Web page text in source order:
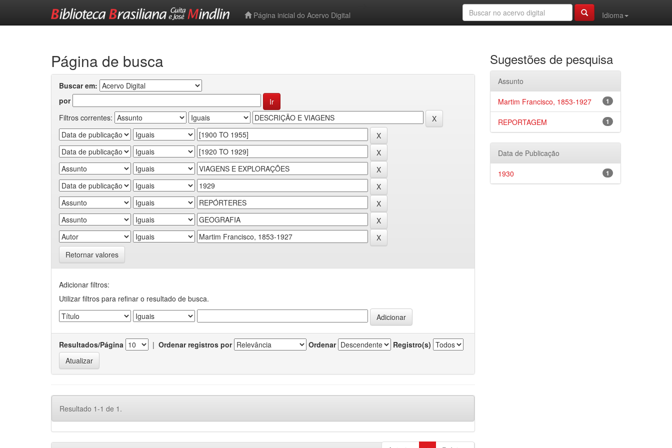
Página inicial do Acervo Digital
Idioma
Página de busca
Buscar em:
por
Filtros correntes:
Retornar valores
Adicionar filtros:
Utilizar filtros para refinar o resultado de busca.
Resultados/Página | Ordenar registros por Ordenar Registro(s)
Resultado 1-1 de 1.
Sugestões de pesquisa
Assunto
1
Martim Francisco, 1853-1927
1
REPORTAGEM
Data de Publicação
1
1930